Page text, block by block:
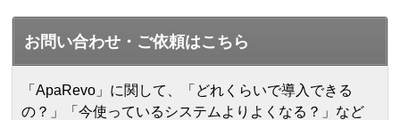
お問い合わせ・ご依頼はこちら
「ApaRevo」に関して、「どれくらいで導入できる
の？」「今使っているシステムよりよくなる？」など